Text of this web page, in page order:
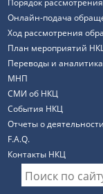
Порядок
Онлайн-подача
Ход рассмотрения
План мероприятий
Переводы и аналитика
МНП
СМИ об НКЦ
События НКЦ
Отчеты о
F.A.Q.
Контакты НКЦ